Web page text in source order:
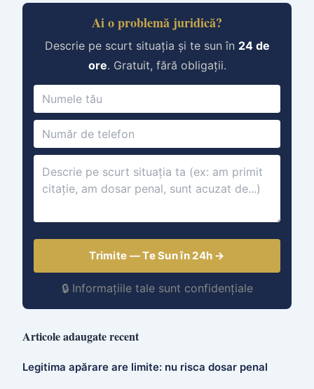
Ai o problemă juridică?
Descrie pe scurt situația și te sun în 24 de
ore. Gratuit, fără obligații.
Trimite — Te Sun în 24h →
🔒 Informațiile tale sunt confidențiale
Articole adaugate recent
Legitima apărare are limite: nu risca dosar penal